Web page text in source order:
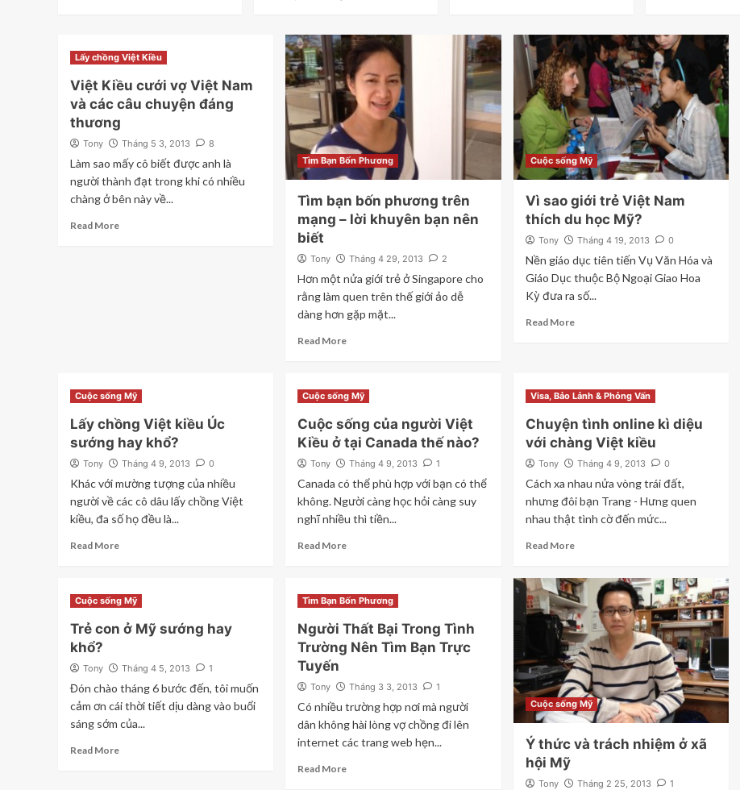
Lấy chồng Việt Kiều
Việt Kiều cưới vợ Việt Nam
và các câu chuyện đáng
thương
Tony Tháng 5 3, 2013 8
Làm sao mấy cô biết được anh là
người thành đạt trong khi có nhiều
chàng ở bên này về...
Read More
Tìm Bạn Bốn Phương
Tìm bạn bốn phương trên
mạng – lời khuyên bạn nên
biết
Tony Tháng 4 29, 2013 2
Hơn một nửa giới trẻ ở Singapore cho
rằng làm quen trên thế giới ảo dễ
dàng hơn gặp mặt...
Read More
Cuộc sống Mỹ
Vì sao giới trẻ Việt Nam
thích du học Mỹ?
Tony Tháng 4 19, 2013 0
Nền giáo dục tiên tiến Vụ Văn Hóa và
Giáo Dục thuộc Bộ Ngoại Giao Hoa
Kỳ đưa ra số...
Read More
Cuộc sống Mỹ
Lấy chồng Việt kiều Úc
sướng hay khổ?
Tony Tháng 4 9, 2013 0
Khác với mường tượng của nhiều
người về các cô dâu lấy chồng Việt
kiều, đa số họ đều là...
Read More
Cuộc sống Mỹ
Cuộc sống của người Việt
Kiều ở tại Canada thế nào?
Tony Tháng 4 9, 2013 1
Canada có thể phù hợp với bạn có thể
không. Người càng học hỏi càng suy
nghĩ nhiều thì tiền...
Read More
Visa, Bảo Lảnh & Phỏng Vấn
Chuyện tình online kì diệu
với chàng Việt kiều
Tony Tháng 4 9, 2013 0
Cách xa nhau nửa vòng trái đất,
nhưng đôi bạn Trang - Hưng quen
nhau thật tình cờ đến mức...
Read More
Cuộc sống Mỹ
Trẻ con ở Mỹ sướng hay
khổ?
Tony Tháng 4 5, 2013 1
Đón chào tháng 6 bước đến, tôi muốn
cảm ơn cái thời tiết dịu dàng vào buổi
sáng sớm của...
Read More
Tìm Bạn Bốn Phương
Người Thất Bại Trong Tình
Trường Nên Tìm Bạn Trực
Tuyến
Tony Tháng 3 3, 2013 1
Có nhiều trường hợp nơi mà người
dân không hài lòng vợ chồng đi lên
internet các trang web hẹn...
Read More
Cuộc sống Mỹ
Ý thức và trách nhiệm ở xã
hội Mỹ
Tony Tháng 2 25, 2013 1